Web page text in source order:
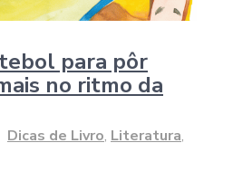
para pôr
no ritmo da
Dicas de Livro, Literatura,